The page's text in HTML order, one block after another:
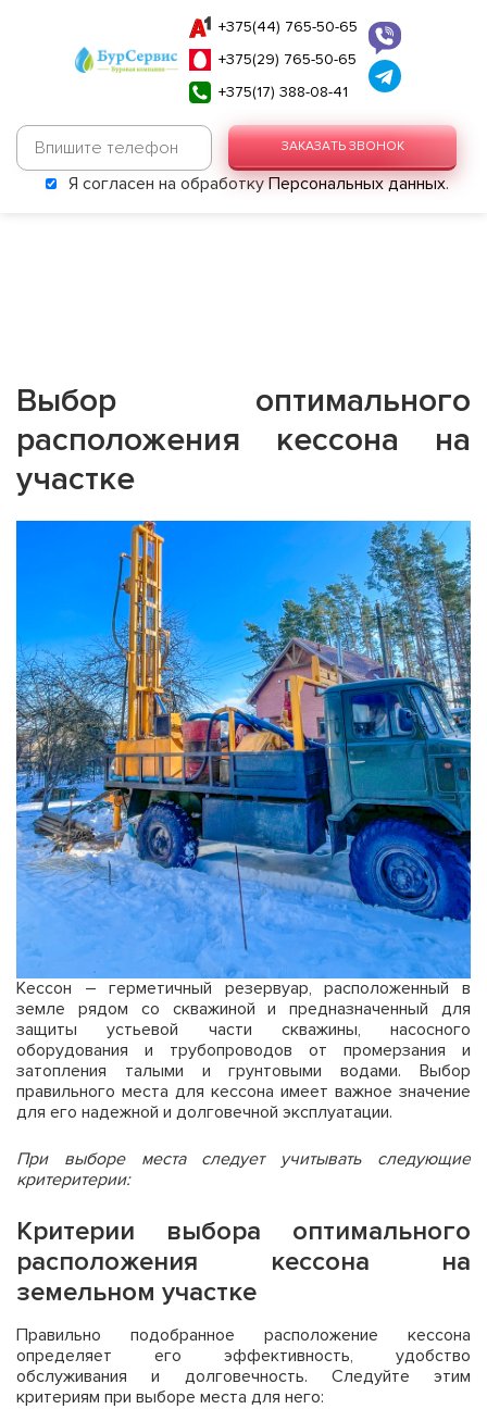
+375(44) 765-50-65
+375(29) 765-50-65
+375(17) 388-08-41
ЗАКАЗАТЬ ЗВОНОК
Я согласен на обработкуПерсональных данных.
Выбор оптимального
расположения кессона на
участке
Кессон – герметичный резервуар, расположенный в
земле рядом со скважиной и предназначенный для
защиты устьевой части скважины, насосного
оборудования и трубопроводов от промерзания и
затопления талыми и грунтовыми водами. Выбор
правильного места для кессона имеет важное значение
для его надежной и долговечной эксплуатации.
При выборе места следует учитывать следующие
критеритерии:
Критерии выбора оптимального
расположения кессона на
земельном участке
Правильно подобранное расположение кессона
определяет его эффективность, удобство
обслуживания и долговечность. Следуйте этим
критериям при выборе места для него: